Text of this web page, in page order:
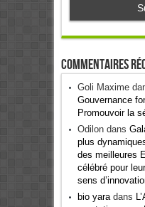
Commentaires
Goli Maxime
Gouvernance
Promouvoir la
Odilondans
plus
des meilleures
célébré pour
sens
bio yaradans